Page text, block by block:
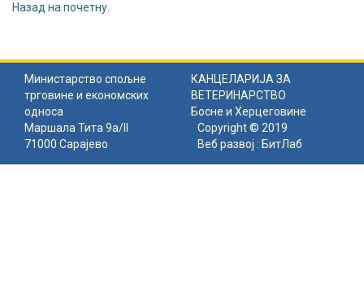
Назад на почетну
Министарство спољне
трговине и економских
односа
КАНЦЕЛАРИЈА ЗА
ВЕТЕРИНАРСТВО
Босне и Херцеговине
Маршала Тита 9а/II
71000 Сарајево
Copyright © 2019
Веб развој : БитЛаб